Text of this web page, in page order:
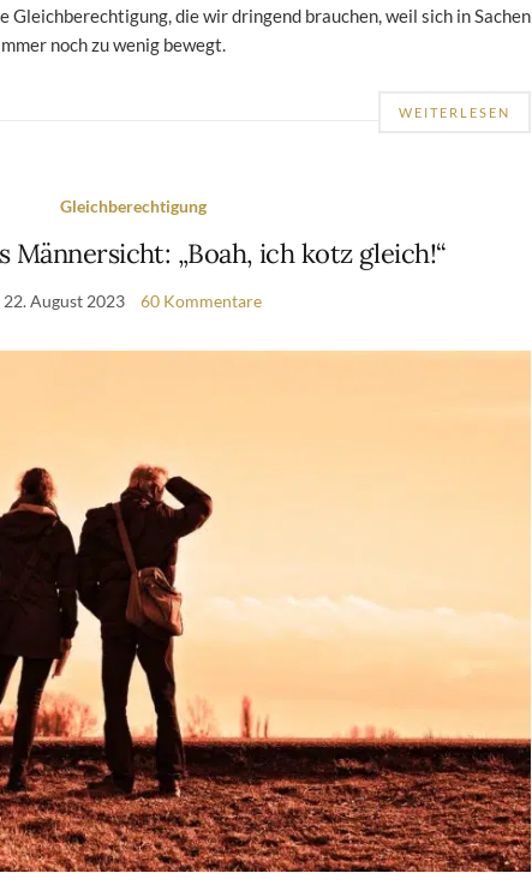
Gleichberechtigung, die wir dringend brauchen, weil sich in Sachen
noch zu wenig bewegt.
WEITERLESEN
Gleichberechtigung
Männersicht: „Boah, ich kotz gleich!“
22. August 2023 60 Kommentare